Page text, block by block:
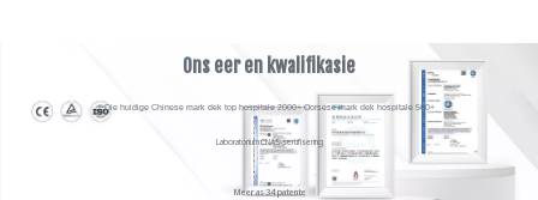
Ons eer en kwalifikasie
Die huidige Chinese mark dek top hospitale 2000+ Oorsese mark dek hospitale 500+
●
Laboratorium CNAS-sertifisering
●
Meer as 34 patente